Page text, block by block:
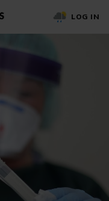
LOG IN